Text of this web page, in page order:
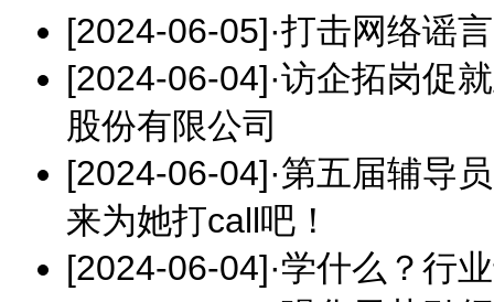
[2024-06-05]·打击网络谣
[2024-06-04]·访企拓岗促
股份有限公司
[2024-06-04]·第五届辅导
来为她打call吧！
[2024-06-04]·学什么？行